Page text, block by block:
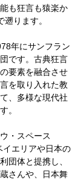
も狂言も猿楽か
ります。
年にサンフラン
です。古典狂言
要素を融合させ
を取り入れた教
、多様な現代社
。
・スペース
イエリアや日本の
団体と提携し、
さんや、日本舞